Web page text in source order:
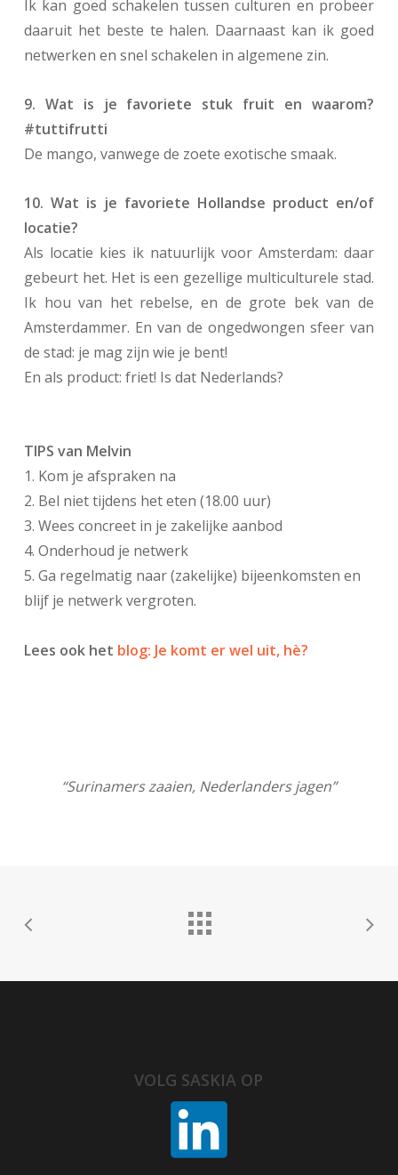
Ik kan goed schakelen tussen culturen en probeer
daaruit het beste te halen. Daarnaast kan ik goed
netwerken en snel schakelen in algemene zin.
9. Wat is je favoriete stuk fruit en waarom?
#tuttifrutti
De mango, vanwege de zoete exotische smaak.
10. Wat is je favoriete Hollandse product en/of
locatie?
Als locatie kies ik natuurlijk voor Amsterdam: daar
gebeurt het. Het is een gezellige multiculturele stad.
Ik hou van het rebelse, en de grote bek van de
Amsterdammer. En van de ongedwongen sfeer van
de stad: je mag zijn wie je bent!
En als product: friet! Is dat Nederlands?
TIPS van Melvin
1. Kom je afspraken na
2. Bel niet tijdens het eten (18.00 uur)
3. Wees concreet in je zakelijke aanbod
4. Onderhoud je netwerk
5. Ga regelmatig naar (zakelijke) bijeenkomsten en
blijf je netwerk vergroten.
Lees ook het blog: Je komt er wel uit, hè?
“Surinamers zaaien, Nederlanders jagen”
VOLG SASKIA OP